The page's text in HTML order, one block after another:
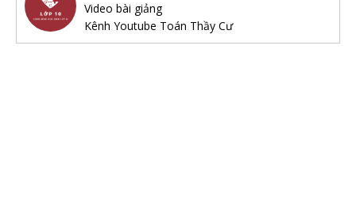
Video bài giảng
Kênh Youtube Toán Thầy Cư